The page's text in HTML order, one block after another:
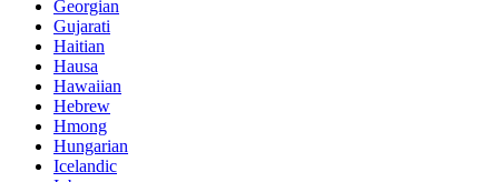
Georgian
Gujarati
Haitian
Hausa
Hawaiian
Hebrew
Hmong
Hungarian
Icelandic